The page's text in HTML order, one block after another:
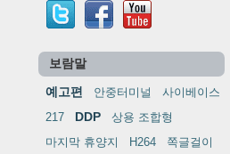
보람말
예고편 안중터미널
사이베이스
217
DDP
상용 조합형
마지막 휴양지
H264
쪽글걸이